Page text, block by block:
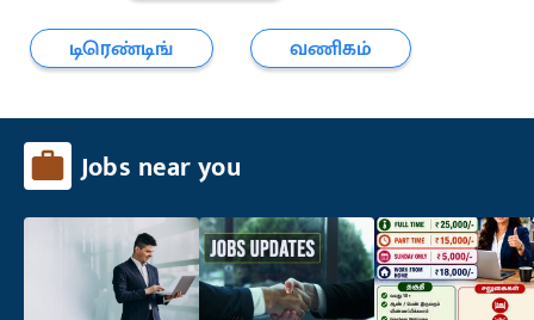
டிரெண்டிங்
வணிகம்
Jobs near you